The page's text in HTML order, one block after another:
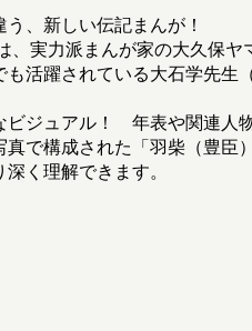
、新しい伝記まんが！
、実力派まんが家の大久保
活躍されている大石学先生
ジュアル！ 年表や関連人
真で構成された「羽柴（豊
く理解できます。